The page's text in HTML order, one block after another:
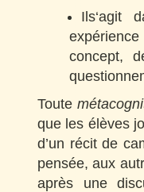
Ils‘agit
concept,
Toute
que les élèves
d’un récit de
pensée, aux
après une